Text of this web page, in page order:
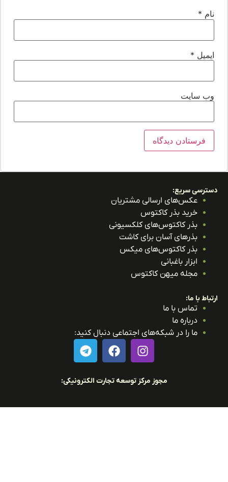
*
سایت
سریع:
عکس‌های ارسالی مشتریان
خرید بذر کاکتوس
بذر کاکتوس‌های کلکسیونی
بذرهای آسان برای کاشت
بذر کاکتوس‌های میکس
ابزار باغبانی
مجله میهن کاکتوس
با ما:
تماس با ما
درباره ما
ما را در شبکه‌های اجتماعی دنبال کنید:
مجوز مرکز توسعه تجارت الکترونیکی: